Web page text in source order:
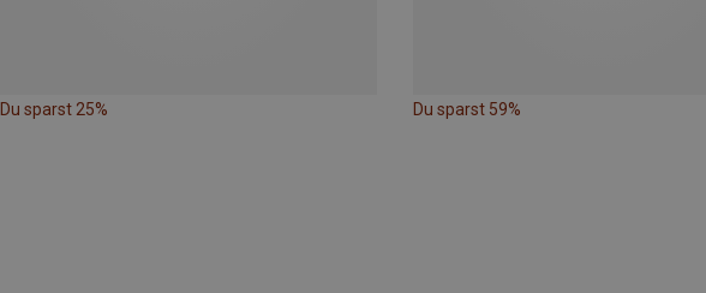
Du sparst 25% Du sparst 59%